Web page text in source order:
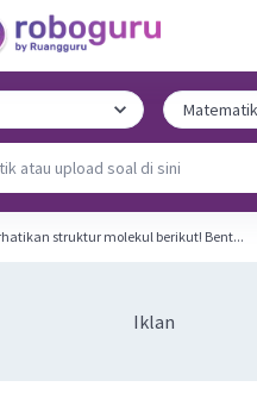
Perhatikan struktur molekul berikut! Bent...
Iklan